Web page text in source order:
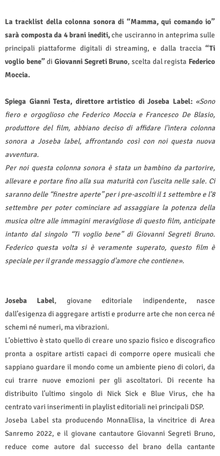
La tracklist della colonna sonora di “Mamma, qui comando io”
sarà composta da 4 brani inediti,che usciranno in anteprima sulle
principali piattaforme digitali di streaming, e dalla traccia “Ti
voglio bene” diGiovanni Segreti Bruno, scelta dal regista Federico
Moccia.
Spiega Gianni Testa, direttore artistico di Joseba Label: «Sono
fiero e orgoglioso che Federico Moccia e Francesco De Blasio,
produttore del film, abbiano deciso di affidare l'intera colonna
sonora a Joseba label, affrontando così con noi questa nuova
avventura.
Per noi questa colonna sonora è stata un bambino da partorire,
allevare e portare fino alla sua maturità con l'uscita nelle sale. Ci
saranno delle “finestre aperte” per i pre-ascolti il 1 settembre e l'8
settembre per poter cominciare ad assaggiare la potenza della
musica oltre alle immagini meravigliose di questo film, anticipate
intanto dal singolo “Ti voglio bene” di Giovanni Segreti Bruno.
Federico questa volta si è veramente superato, questo film è
speciale per il grande messaggio d'amore che contiene».
Joseba Label, giovane editoriale indipendente, nasce
dall’esigenza di aggregare artisti e produrre arte che non cerca né
schemi né numeri, ma vibrazioni.
L’obiettivo è stato quello di creare uno spazio fisico e discografico
pronta a ospitare artisti capaci di comporre opere musicali che
sappiano guardare il mondo come un ambiente pieno di colori, da
cui trarre nuove emozioni per gli ascoltatori. Di recente ha
distribuito l’ultimo singolo di Nick Sick e Blue Virus, che ha
centrato vari inserimenti in playlist editoriali nei principali DSP.
Joseba Label sta producendo MonnaElisa, la vincitrice di Area
Sanremo 2022, e il giovane cantautore Giovanni Segreti Bruno,
reduce come autore dal successo del brano della cantante